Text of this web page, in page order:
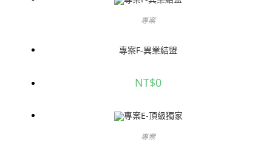
專案
專案F-異業結盟
NT$0
專案